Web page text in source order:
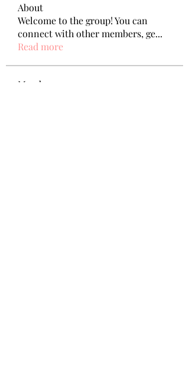
About
Welcome to the group! You can
connect with other members, ge...
Read more
Members